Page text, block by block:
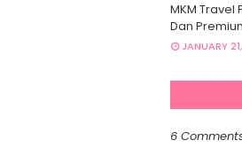
MKM Travel
Dan
JANUARY
6